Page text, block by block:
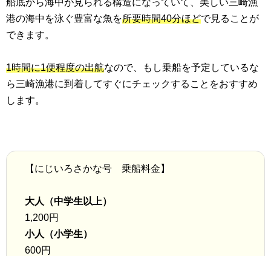
港の海中を泳ぐ豊富な魚を所要時間40分ほどで見ることが
できます。
1時間に1便程度の出航なので、もし乗船を予定しているな
ら三崎漁港に到着してすぐにチェックすることをおすすめ
します。
【にじいろさかな号 乗船料金】
大人（中学生以上）
1,200円
小人（小学生）
600円